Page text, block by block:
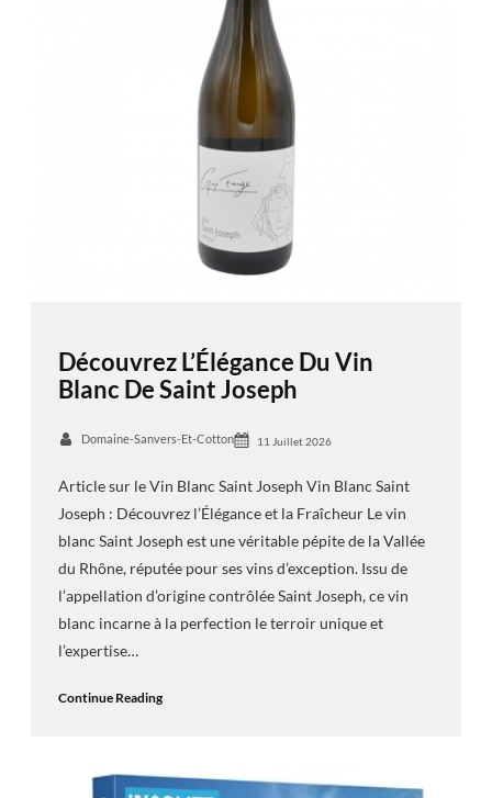
Découvrez L’Élégance Du Vin
Blanc De Saint Joseph
Domaine-Sanvers-Et-Cotton 11 Juillet 2026
Article sur le Vin Blanc Saint Joseph Vin Blanc Saint
Joseph : Découvrez l’Élégance et la Fraîcheur Le vin
blanc Saint Joseph est une véritable pépite de la Vallée
du Rhône, réputée pour ses vins d’exception. Issu de
l’appellation d’origine contrôlée Saint Joseph, ce vin
blanc incarne à la perfection le terroir unique et
l’expertise…
Continue Reading